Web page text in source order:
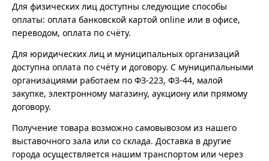
Для физических лиц доступны следующие способы
оплаты: оплата банковской картой online или в офисе,
переводом, оплата по счёту.
Для юридических лиц и муниципальных организаций
доступна оплата по счёту и договору. С муниципальными
организациями работаем по ФЗ-223, ФЗ-44, малой
закупке, электронному магазину, аукциону или прямому
договору.
Получение товара возможно самовывозом из нашего
выставочного зала или со склада. Доставка в другие
города осуществляется нашим транспортом или через